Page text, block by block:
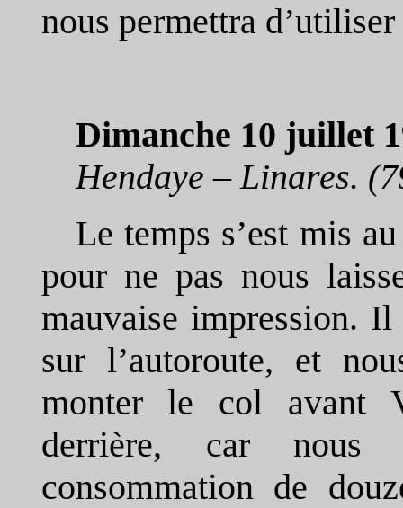
nous permettra
Dimanche 10 juillet
Hendaye – Linares.
Le temps s’est mis
pour ne pas nous
mauvaise impression.
sur l’autoroute, et
monter le col avant
derrière, car nous
consommation de